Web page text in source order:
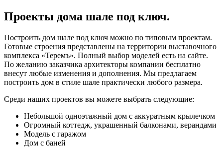
Проекты дома шале под ключ.
Построить дом шале под ключ можно по типовым проектам.
Готовые строения представлены на территории выставочного
комплекса «Теремъ». Полный выбор моделей есть на сайте.
По желанию заказчика архитекторы компании бесплатно
внесут любые изменения и дополнения. Мы предлагаем
построить дом в стиле шале практически любого размера.
Среди наших проектов вы можете выбрать следующие:
Небольшой одноэтажный дом с аккуратным крылечком
Огромный коттедж, украшенный балконами, верандами
Модель с гаражом
Дом с баней